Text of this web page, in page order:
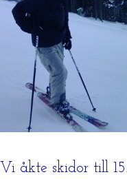
Vi åkte skidor till